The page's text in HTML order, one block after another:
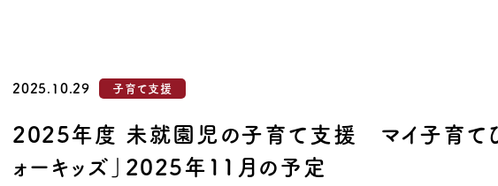
園の保育実践・ICT・学院
安全のための取り組み
2025.10.29 子育て支援
2025年度 未就園児の子育て支援 マイ子育て
ォーキッズ」2025年11月の予定